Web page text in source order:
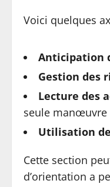
Voici quelques
Anticipation
Gestion des
Lecture des
seule manœuvre
Utilisation
Cette section
d’orientation a